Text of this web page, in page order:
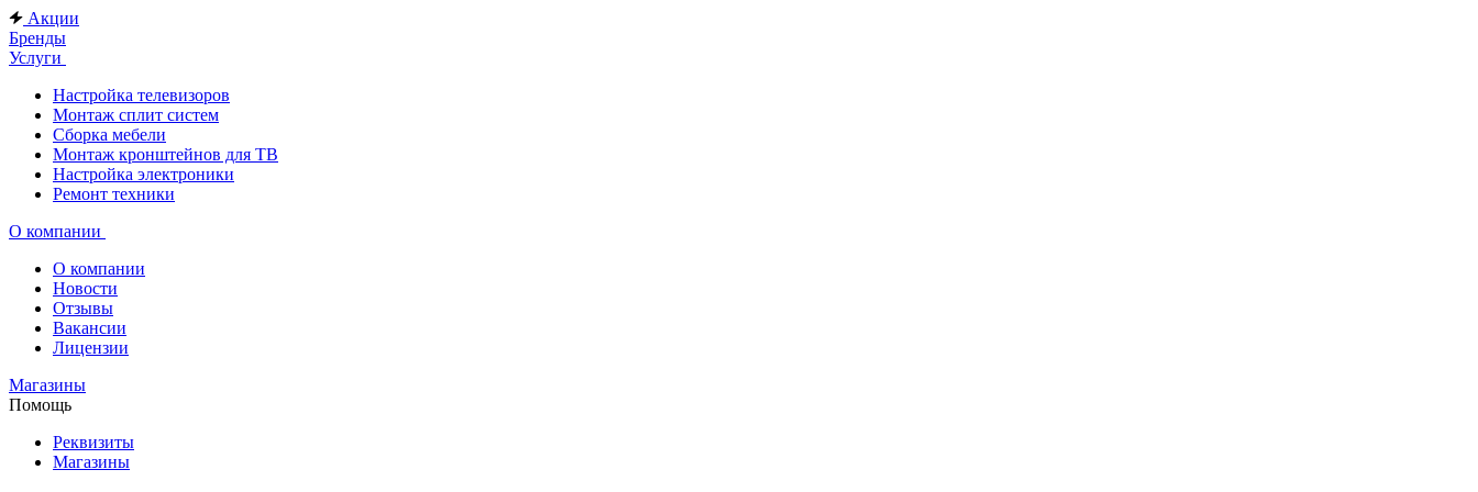
Акции
Бренды
Услуги
Настройка телевизоров
Монтаж сплит систем
Сборка мебели
Монтаж кронштейнов для ТВ
Настройка электроники
Ремонт техники
О компании
О компании
Новости
Отзывы
Вакансии
Лицензии
Магазины
Помощь
Реквизиты
Магазины